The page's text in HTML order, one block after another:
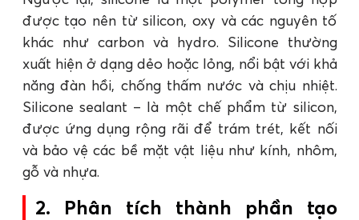
được tạo nên từ silicon, oxy và các nguyên tố
khác như carbon và hydro. Silicone thường
xuất hiện ở dạng dẻo hoặc lỏng, nổi bật với khả
năng đàn hồi, chống thấm nước và chịu nhiệt.
Silicone sealant – là một chế phẩm từ silicon,
được ứng dụng rộng rãi để trám trét, kết nối
và bảo vệ các bề mặt vật liệu như kính, nhôm,
gỗ và nhựa​.
2. Phân tích thành phần tạo